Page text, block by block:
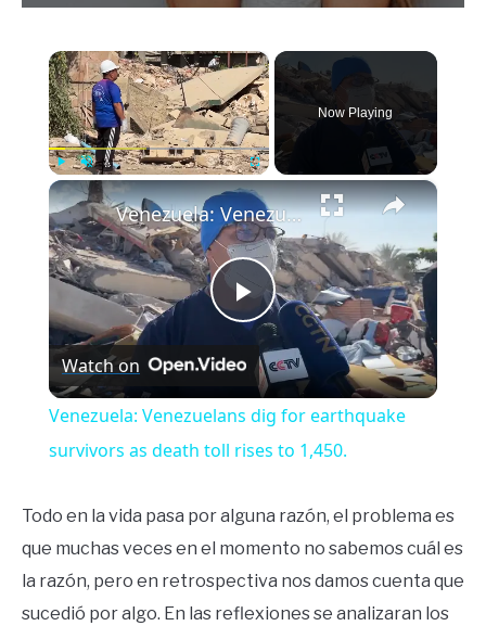
×
Play Unmute
Now Playing
×
Play
Video
Venezuela: Venezuelans dig for earthquake survivors as death toll rises to 1,450.
Watch on
Venezuela: Venezuelans dig for earthquake
survivors as death toll rises to 1,450.
Todo en la vida pasa por alguna razón, el problema es
que muchas veces en el momento no sabemos cuál es
la razón, pero en retrospectiva nos damos cuenta que
sucedió por algo. En las reflexiones se analizaran los